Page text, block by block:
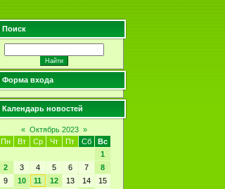
Поиск
Форма входа
Календарь новостей
« Октябрь 2023 »
Пн
Вт Ср Чт Пт Сб
Вс
1
2
3 4 5 6 7
8
9
10 11 12 13 14
15